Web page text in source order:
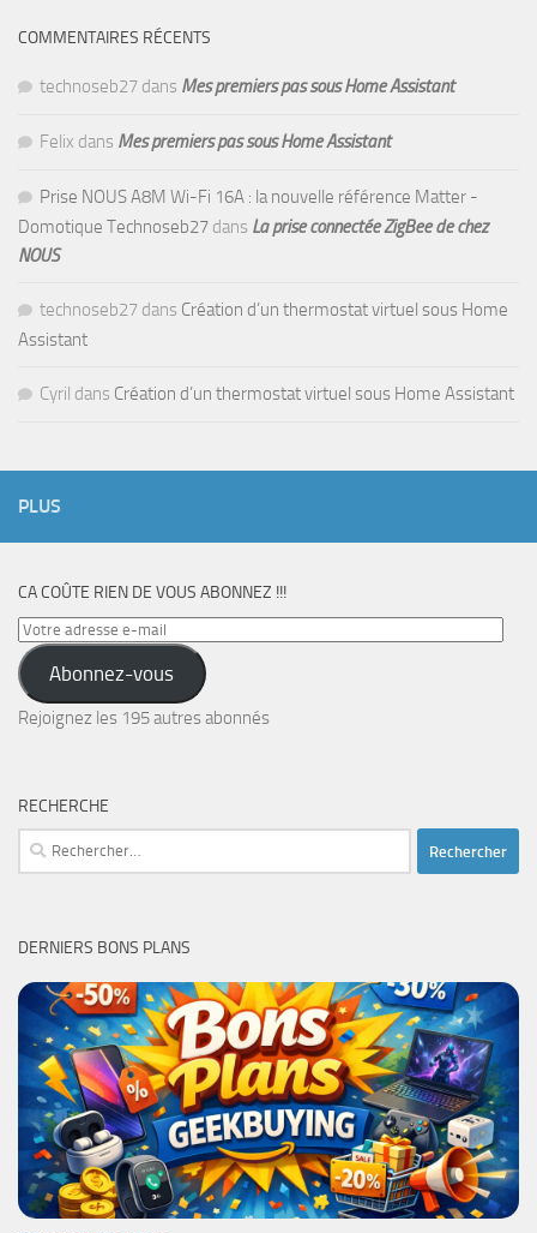
COMMENTAIRES RÉCENTS
technoseb27 dans Mes premiers pas sous Home Assistant
Felix dans Mes premiers pas sous Home Assistant
Prise NOUS A8M Wi-Fi 16A : la nouvelle référence Matter -
Domotique Technoseb27 dans La prise connectée ZigBee de chez
NOUS
technoseb27 dans Création d’un thermostat virtuel sous Home
Assistant
Cyril dans Création d’un thermostat virtuel sous Home Assistant
PLUS
CA COÛTE RIEN DE VOUS ABONNEZ !!!
Votre
adresse
e-
mail
Abonnez-vous
Rejoignez les 195 autres abonnés
RECHERCHE
Rechercher :
DERNIERS BONS PLANS